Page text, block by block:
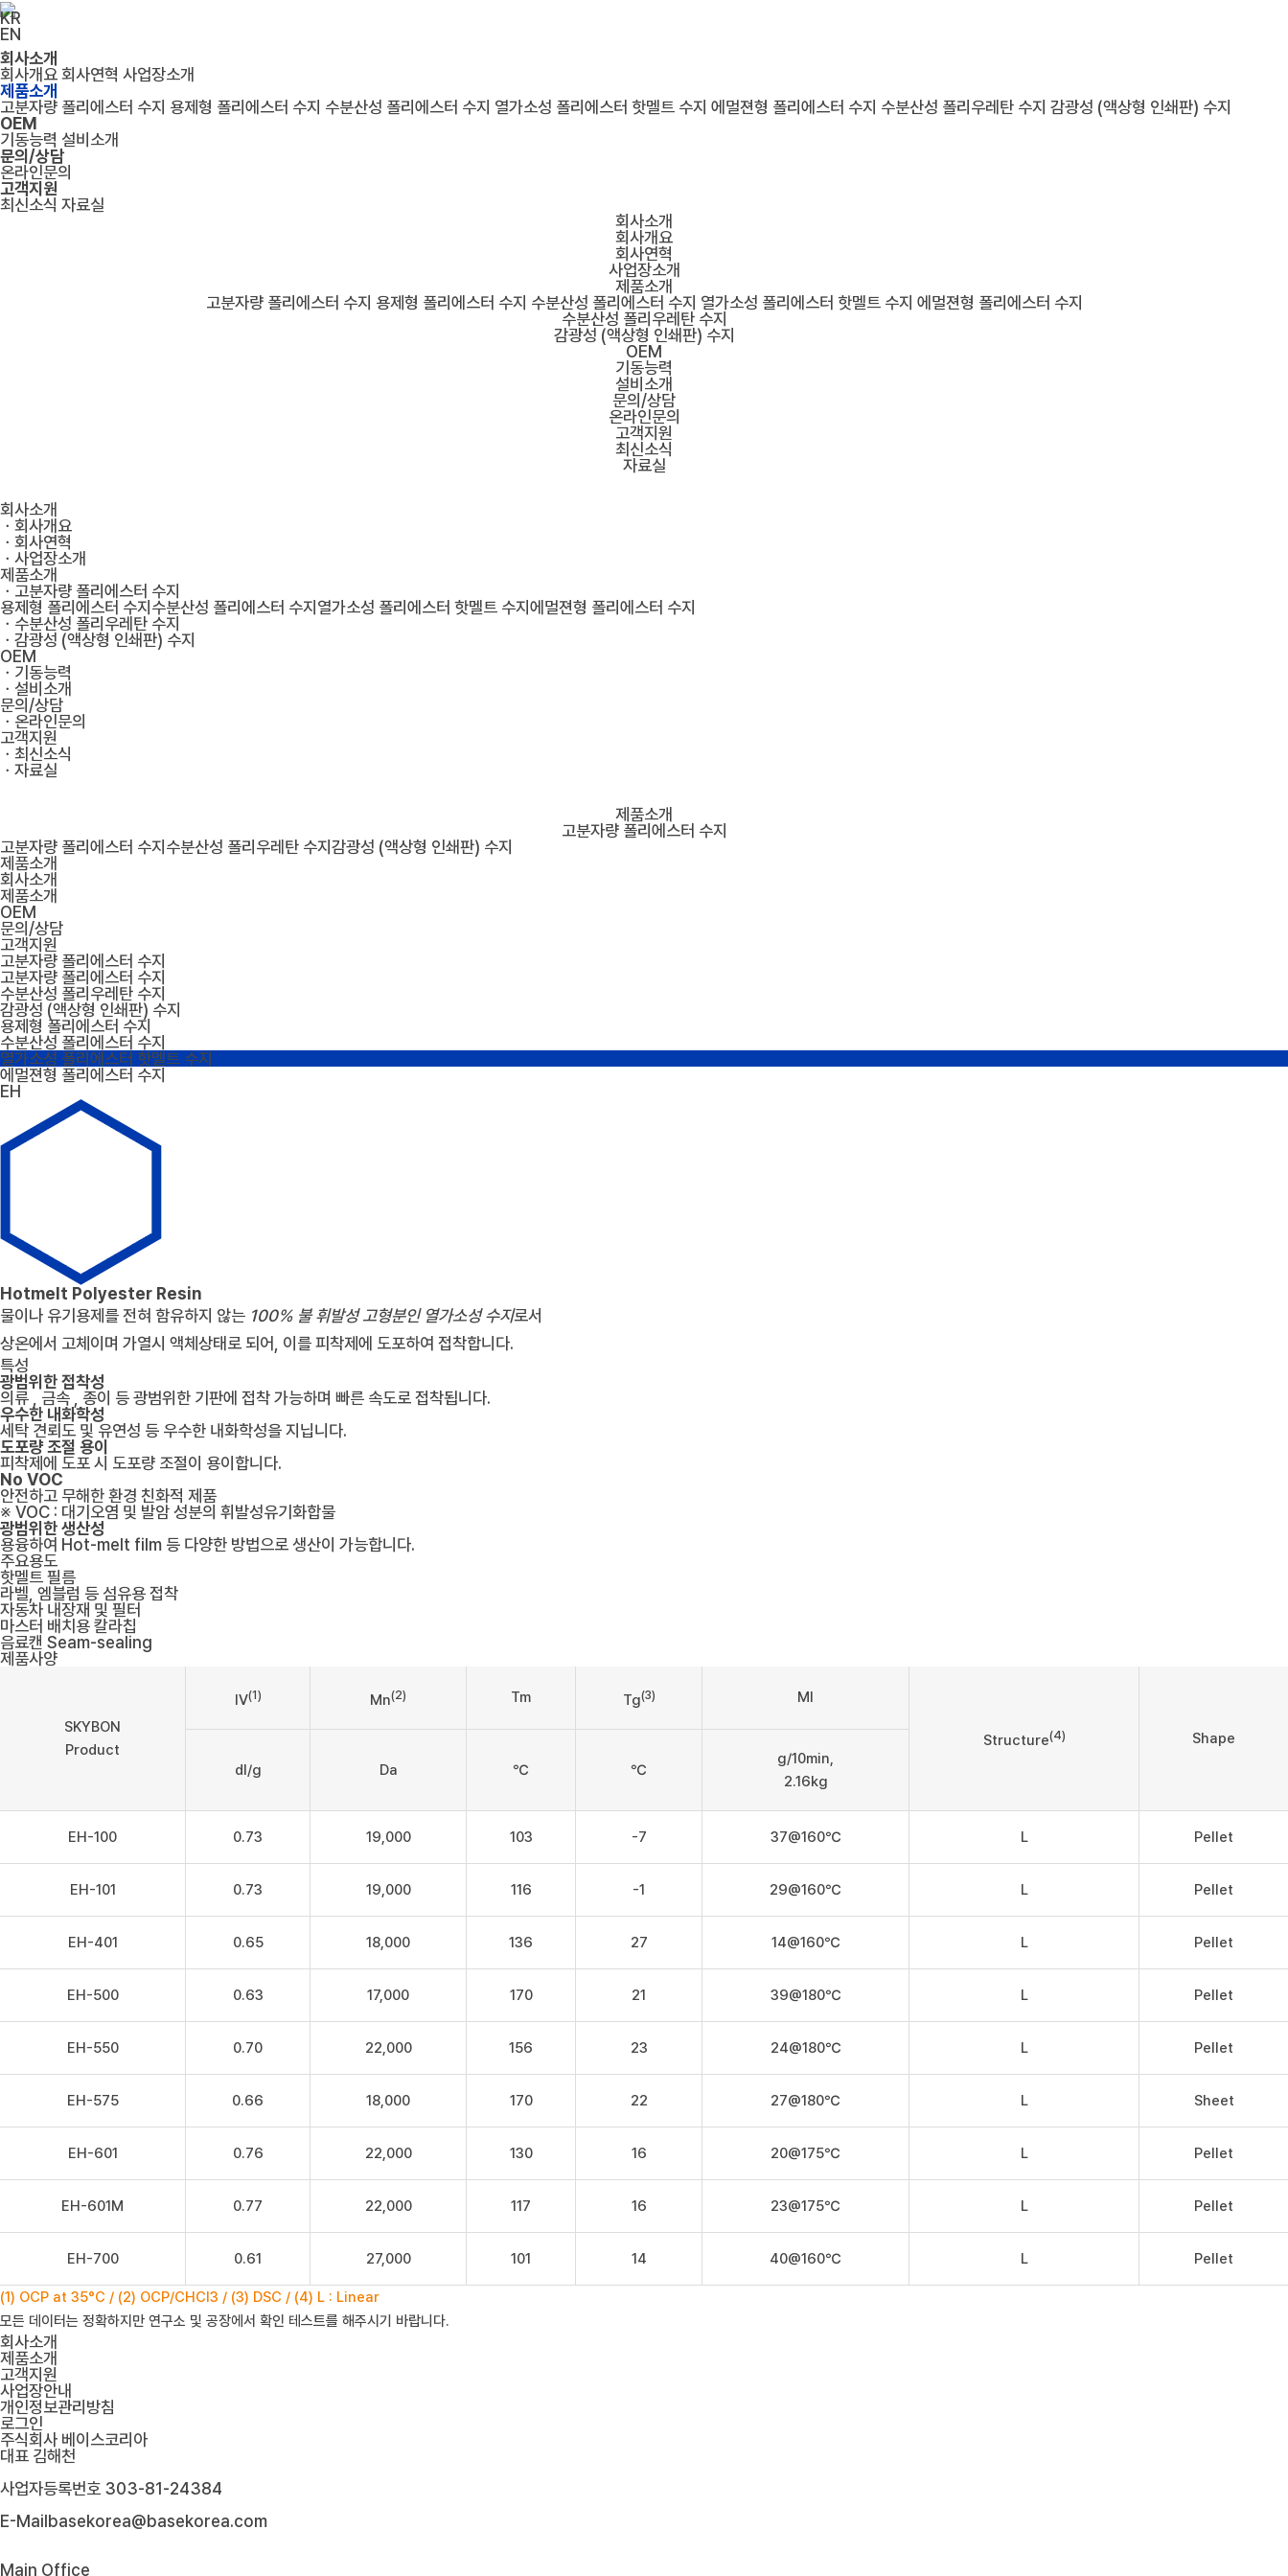
KR
EN
회사소개
회사개요회사연혁 사업장소개
제품소개
고분자량 폴리에스터 수지 용제형 폴리에스터 수지 수분산성 폴리에스터 수지 열가소성 폴리에스터 핫멜트 수지 에멀젼형 폴리에스터 수지 수분산성 폴리우레탄 수지 감광성 (액상형 인쇄판) 수지
OEM
기동능력 설비소개
문의/상담
온라인문의
고객지원
최신소식 자료실
회사소개
회사개요
회사연혁
사업장소개
제품소개
고분자량 폴리에스터 수지 용제형 폴리에스터 수지 수분산성 폴리에스터 수지 열가소성 폴리에스터 핫멜트 수지 에멀젼형 폴리에스터 수지
수분산성 폴리우레탄 수지
감광성 (액상형 인쇄판) 수지
OEM
기동능력
설비소개
문의/상담
온라인문의
고객지원
최신소식
자료실
회사소개
ㆍ회사개요
ㆍ회사연혁
ㆍ사업장소개
제품소개
ㆍ고분자량 폴리에스터 수지
용제형 폴리에스터 수지 수분산성 폴리에스터 수지 열가소성 폴리에스터 핫멜트 수지 에멀젼형 폴리에스터 수지
ㆍ수분산성 폴리우레탄 수지
ㆍ감광성 (액상형 인쇄판) 수지
OEM
ㆍ기동능력
ㆍ설비소개
문의/상담
ㆍ온라인문의
고객지원
ㆍ최신소식
ㆍ자료실
제품소개
고분자량 폴리에스터 수지
고분자량 폴리에스터 수지 수분산성 폴리우레탄 수지 감광성 (액상형 인쇄판) 수지
제품소개
회사소개
제품소개
OEM
문의/상담
고객지원
고분자량 폴리에스터 수지
고분자량 폴리에스터 수지
수분산성 폴리우레탄 수지
감광성 (액상형 인쇄판) 수지
용제형 폴리에스터 수지
수분산성 폴리에스터 수지
열가소성 폴리에스터 핫멜트 수지
에멀젼형 폴리에스터 수지
EH
Hotmelt Polyester Resin
물이나 유기용제를 전혀 함유하지 않는 100% 불 휘발성 고형분인 열가소성 수지로서
상온에서 고체이며 가열시 액체상태로 되어, 이를 피착제에 도포하여 접착합니다.
특성
광범위한 접착성
의류 , 금속 , 종이 등 광범위한 기판에 접착 가능하며 빠른 속도로 접착됩니다.
우수한 내화학성
세탁 견뢰도 및 유연성 등 우수한 내화학성을 지닙니다.
도포량 조절 용이
피착제에 도포 시 도포량 조절이 용이합니다.
No VOC
안전하고 무해한 환경 친화적 제품
※ VOC : 대기오염 및 발암 성분의 휘발성유기화합물
광범위한 생산성
용융하여 Hot-melt film 등 다양한 방법으로 생산이 가능합니다.
주요용도
핫멜트 필름
라벨, 엠블럼 등 섬유용 접착
자동차 내장재 및 필터
마스터 배치용 칼라칩
음료캔 Seam-sealing
제품사양
SKYBON
Product
IV(1) Mn(2) Tm Tg(3) MI
Structure(4)
Shape
dl/g
Da ℃ ℃
g/10min,
2.16kg
EH-100 0.73 19,000 103 -7 37@160℃ L Pellet
EH-101 0.73 19,000 116 -1 29@160℃ L Pellet
EH-401 0.65 18,000 136 27 14@160℃ L Pellet
EH-500 0.63 17,000 170 21 39@180℃ L Pellet
EH-550 0.70 22,000 156 23 24@180℃ L Pellet
EH-575 0.66 18,000 170 22 27@180℃ L Sheet
EH-601 0.76 22,000 130 16 20@175℃ L Pellet
EH-601M 0.77 22,000 117 16 23@175℃ L Pellet
EH-700 0.61 27,000 101 14 40@160℃ L Pellet
(1) OCP at 35°C / (2) OCP/CHCl3 / (3) DSC / (4) L : Linear
모든 데이터는 정확하지만 연구소 및 공장에서 확인 테스트를 해주시기 바랍니다.
회사소개
제품소개
고객지원
사업장안내
개인정보관리방침
로그인
주식회사 베이스코리아
대표 김해천
사업자등록번호 303-81-24384
E-Mailbasekorea@basekorea.com
Main Office